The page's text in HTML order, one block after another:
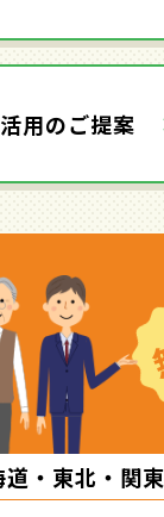
用のご提案
道・東北・関